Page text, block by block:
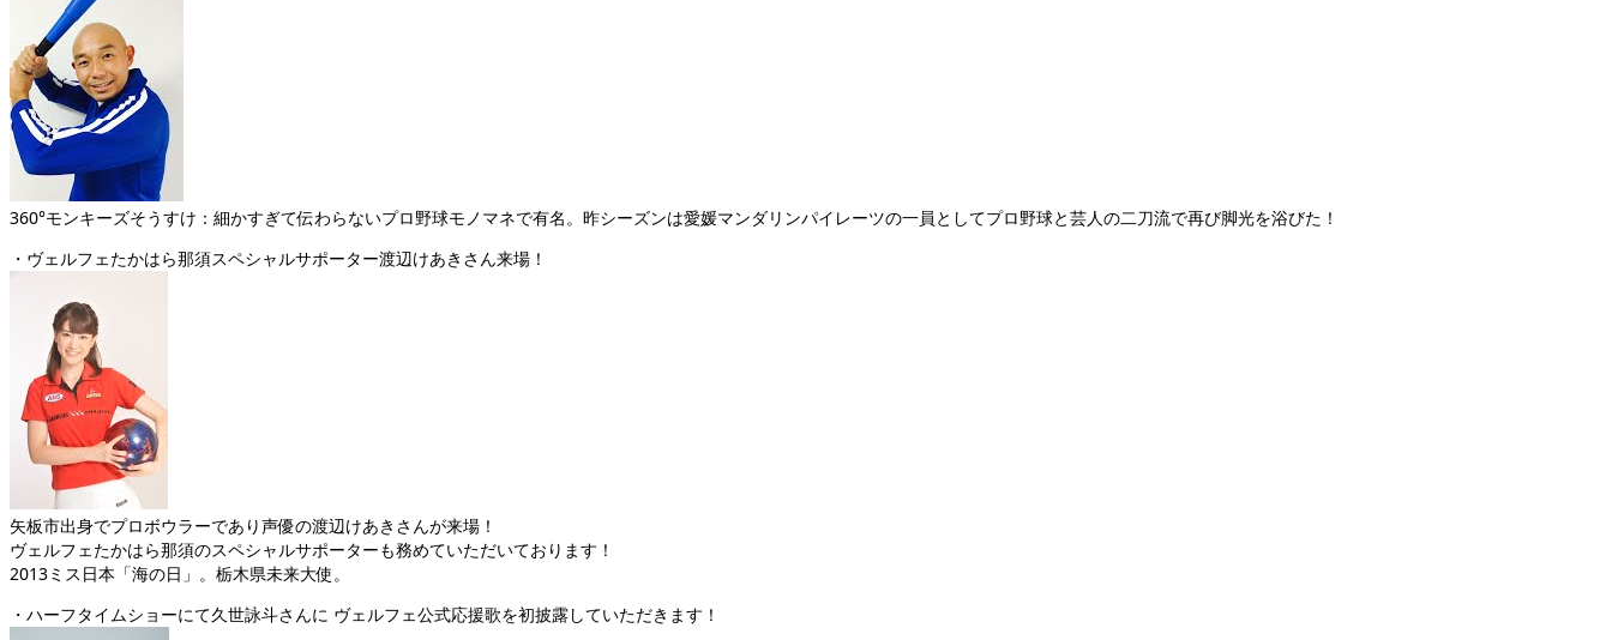
360°モンキーズそうすけ：細かすぎて伝わらないプロ野球モノマネで有名。昨シーズンは愛媛マンダリンパイレーツの一員としてプロ野球と芸人の二刀流で再び脚光を浴びた！
・ヴェルフェたかはら那須スペシャルサポーター渡辺けあきさん来場！
矢板市出身でプロボウラーであり声優の渡辺けあきさんが来場！
ヴェルフェたかはら那須のスペシャルサポーターも務めていただいております！
2013ミス日本「海の日」。栃木県未来大使。
・ハーフタイムショーにて久世詠斗さんに ヴェルフェ公式応援歌を初披露していただきます！